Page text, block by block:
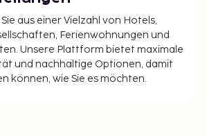
Liste enthält vielleicht nicht
Gebühren und Kautionen
keine Steuern und können sich
aus einer Vielzahl von Hotels,
Ferienwohnungen und
Unsere Plattform bietet maximale
und nachhaltige Optionen, damit
können, wie Sie es möchten.